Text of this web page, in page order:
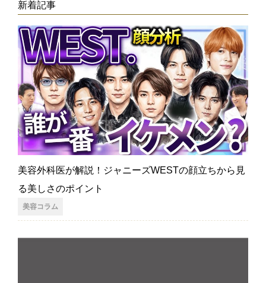
新着記事
美容外科医が解説！ジャニーズWESTの顔立ちから見
る美しさのポイント
美容コラム